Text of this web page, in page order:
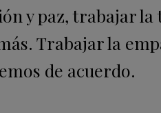
y paz, trabajar
Trabajar la
de acuerdo.